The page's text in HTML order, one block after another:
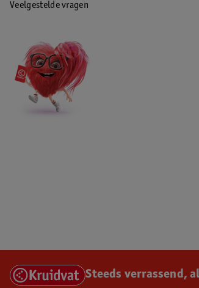
Veelgestelde vragen
Steeds verrassend,